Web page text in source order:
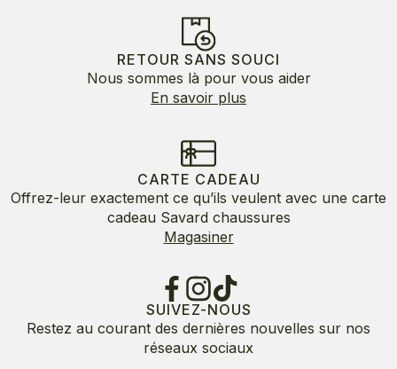
RETOUR SANS SOUCI
Nous sommes là pour vous aider
En savoir plus
CARTE CADEAU
Offrez-leur exactement ce qu’ils veulent avec une carte
cadeau Savard chaussures
Magasiner
SUIVEZ-NOUS
Restez au courant des dernières nouvelles sur nos
réseaux sociaux